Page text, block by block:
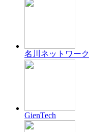
名川ネットワーク
GienTech